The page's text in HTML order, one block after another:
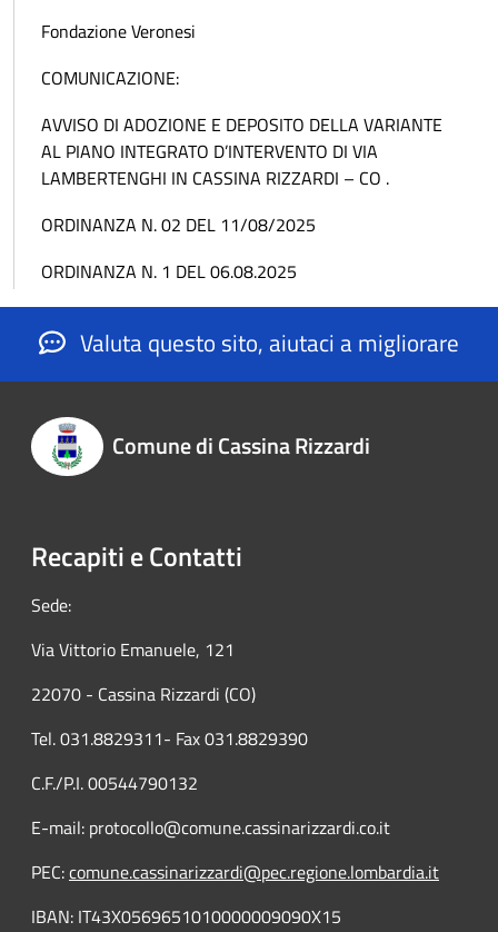
Fondazione Veronesi
COMUNICAZIONE:
AVVISO DI ADOZIONE E DEPOSITO DELLA VARIANTE
AL PIANO INTEGRATO D’INTERVENTO DI VIA
LAMBERTENGHI IN CASSINA RIZZARDI – CO .
ORDINANZA N. 02 DEL 11/08/2025
ORDINANZA N. 1 DEL 06.08.2025
Valuta questo sito, aiutaci a migliorare
Comune di Cassina Rizzardi
Recapiti e Contatti
Sede:
Via Vittorio Emanuele, 121
22070 - Cassina Rizzardi (CO)
Tel. 031.8829311- Fax 031.8829390
C.F./P.I. 00544790132
E-mail: protocollo@comune.cassinarizzardi.co.it
PEC:comune.cassinarizzardi@pec.regione.lombardia.it
IBAN: IT43X0569651010000009090X15